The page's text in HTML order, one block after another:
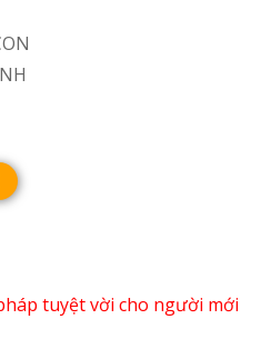
tuyệt vời cho người mới